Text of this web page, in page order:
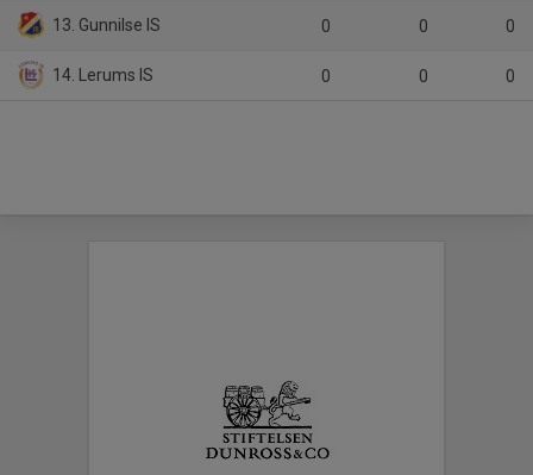
13. Gunnilse IS 0 0 0
14. Lerums IS 0 0 0